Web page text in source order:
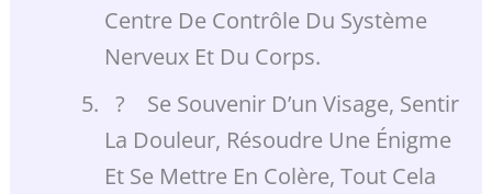
Centre De Contrôle Du Système
Nerveux Et Du Corps.
? Se Souvenir D’un Visage, Sentir
La Douleur, Résoudre Une Énigme
Et Se Mettre En Colère, Tout Cela